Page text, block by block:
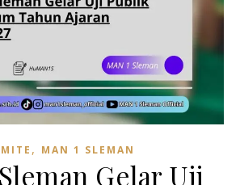
, MAN 1 SLEMAN
Gelar Uji